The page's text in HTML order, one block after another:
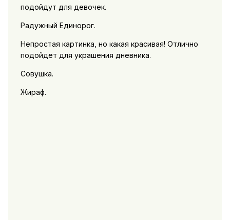
подойдут для девочек.
Радужный Единорог.
Непростая картинка, но какая красивая! Отлично
подойдет для украшения дневника.
Совушка.
Жираф.